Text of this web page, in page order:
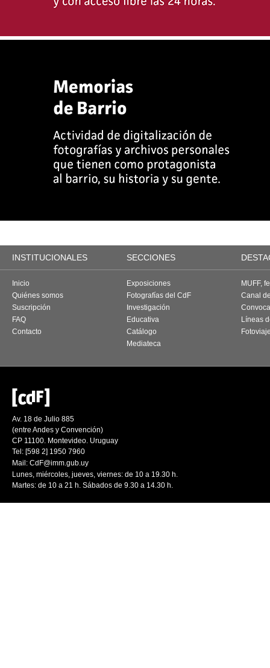
INSTITUCIONALES SECCIONES
Inicio
Quiénes somos
Suscripción
FAQ
Contacto
Exposiciones
Fotografías del CdF
Investigación
Educativa
Catálogo
Mediateca
MUFF,
Canal
Líneas
Av. 18 de Julio 885
(entre Andes y Convención)
CP 11100. Montevideo. Uruguay
Tel: [598 2] 1950 7960
Mail: CdF@imm.gub.uy
Lunes, miércoles, jueves, viernes: de 10 a 19.30 h.
Martes: de 10 a 21 h. Sábados de 9.30 a 14.30 h.